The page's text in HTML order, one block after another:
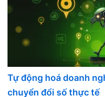
Tự động hoá doanh
chuyển đổi số thực tế